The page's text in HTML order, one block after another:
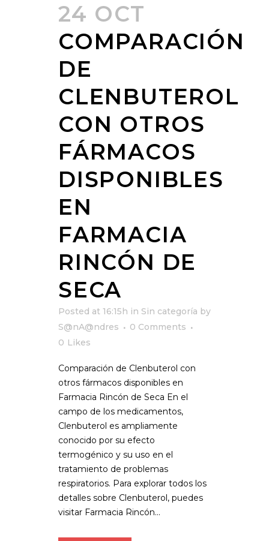
24 OCT
COMPARACIÓN
DE
CLENBUTEROL
CON OTROS
FÁRMACOS
DISPONIBLES
EN
FARMACIA
RINCÓN DE
SECA
Posted at 16:15h in Sin categoría by
S@nA@ndres
0 Comments
0 Likes
Comparación de Clenbuterol con
otros fármacos disponibles en
Farmacia Rincón de Seca En el
campo de los medicamentos,
Clenbuterol es ampliamente
conocido por su efecto
termogénico y su uso en el
tratamiento de problemas
respiratorios. Para explorar todos los
detalles sobre Clenbuterol, puedes
visitar Farmacia Rincón...